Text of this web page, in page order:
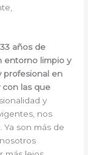
años de
entorno limpio y
profesional en
con las que
y
nos
son más de